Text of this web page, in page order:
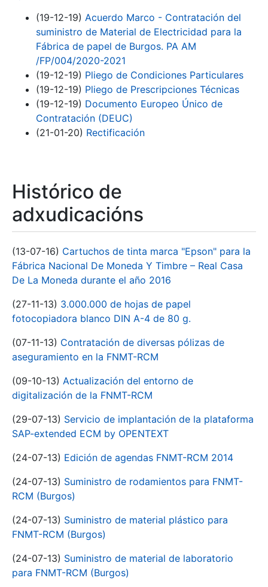
(19-12-19) Acuerdo Marco - Contratación del
suministro de Material de Electricidad para la
Fábrica de papel de Burgos. PA AM
/FP/004/2020-2021
(19-12-19) Pliego de Condiciones Particulares
(19-12-19) Pliego de Prescripciones Técnicas
(19-12-19) Documento Europeo Único de
Contratación (DEUC)
(21-01-20) Rectificación
Histórico de
adxudicacións
(13-07-16) Cartuchos de tinta marca "Epson" para la
Fábrica Nacional De Moneda Y Timbre – Real Casa
De La Moneda durante el año 2016
(27-11-13) 3.000.000 de hojas de papel
fotocopiadora blanco DIN A-4 de 80 g.
(07-11-13) Contratación de diversas pólizas de
aseguramiento en la FNMT-RCM
(09-10-13) Actualización del entorno de
digitalización de la FNMT-RCM
(29-07-13) Servicio de implantación de la plataforma
SAP-extended ECM by OPENTEXT
(24-07-13) Edición de agendas FNMT-RCM 2014
(24-07-13) Suministro de rodamientos para FNMT-
RCM (Burgos)
(24-07-13) Suministro de material plástico para
FNMT-RCM (Burgos)
(24-07-13) Suministro de material de laboratorio
para FNMT-RCM (Burgos)